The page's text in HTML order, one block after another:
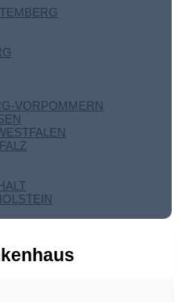
VORPOMMERN